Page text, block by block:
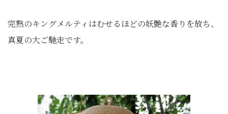
完熟のキングメルティはむせるほどの妖艶な香りを放ち、
真夏の大ご馳走です。